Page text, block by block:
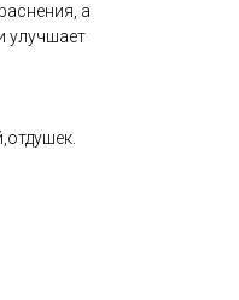
а
улучшает